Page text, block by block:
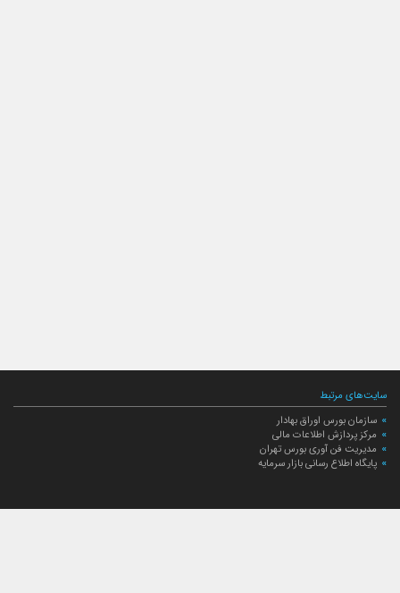
سایت‌های مرتبط
سازمان بورس اوراق بهادار
مرکز پردازش اطلاعات مالی
مدیریت فن آوری بورس تهران
پایگاه اطلاع رسانی بازار سرمایه
ارتباط با صندوق